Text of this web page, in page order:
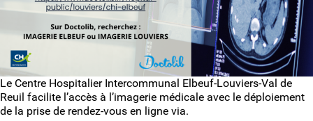
Le Centre Hospitalier Intercommunal Elbeuf-Louviers-Val de
Reuil facilite l’accès à l’imagerie médicale avec le déploiement
de la prise de rendez-vous en ligne via.